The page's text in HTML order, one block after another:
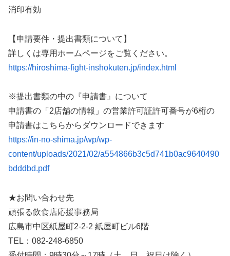
消印有効
【申請要件・提出書類について】
詳しくは専用ホームページをご覧ください。
https://hiroshima-fight-inshokuten.jp/index.html
※提出書類の中の『申請書』について
申請書の「2店舗の情報」の営業許可証許可番号が6桁の
申請書はこちらからダウンロードできます
https://in-no-shima.jp/wp/wp-
content/uploads/2021/02/a554866b3c5d741b0ac9640490
bdddbd.pdf
★お問い合わせ先
頑張る飲食店応援事務局
広島市中区紙屋町2-2-2 紙屋町ビル6階
TEL：082-248-6850